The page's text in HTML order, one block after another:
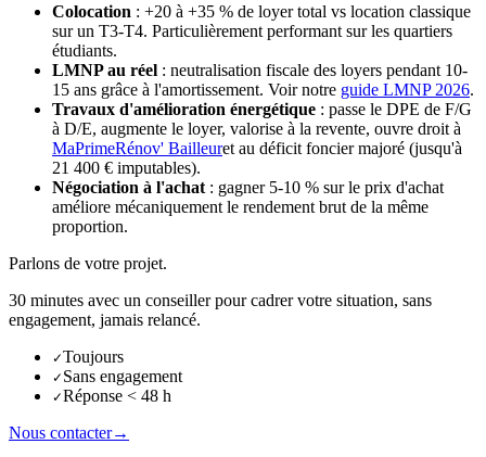
Colocation : +20 à +35 % de loyer total vs location classique
sur un T3-T4. Particulièrement performant sur les quartiers
étudiants.
LMNP au réel : neutralisation fiscale des loyers pendant 10-
15 ans grâce à l'amortissement. Voir notre guide LMNP 2026.
Travaux d'amélioration énergétique : passe le DPE de F/G
à D/E, augmente le loyer, valorise à la revente, ouvre droit à
MaPrimeRénov' Bailleuret au déficit foncier majoré (jusqu'à
21 400 € imputables).
Négociation à l'achat : gagner 5-10 % sur le prix d'achat
améliore mécaniquement le rendement brut de la même
proportion.
Parlons de votre projet.
30 minutes avec un conseiller pour cadrer votre situation, sans
engagement, jamais relancé.
✓Toujours
✓ Sans engagement
✓Réponse < 48 h
Nous contacter→